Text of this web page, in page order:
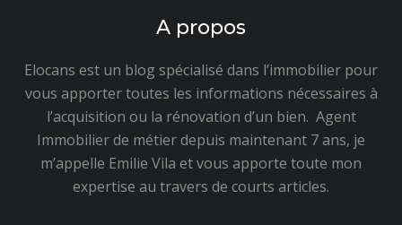
A propos
Elocans est un blog spécialisé dans l’immobilier pour
vous apporter toutes les informations nécessaires à
l’acquisition ou la rénovation d’un bien. Agent
Immobilier de métier depuis maintenant 7 ans, je
m’appelle Emilie Vila et vous apporte toute mon
expertise au travers de courts articles.